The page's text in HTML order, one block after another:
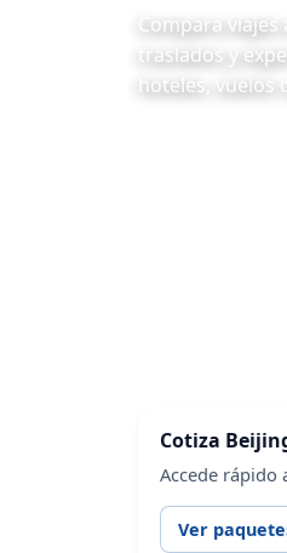
Compara
traslados y
hoteles, vuelos
Cotiza
Accede rápido
Ver